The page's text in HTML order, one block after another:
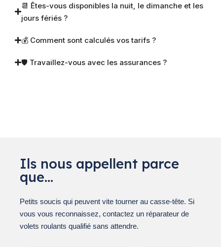
📆 Êtes-vous disponibles la nuit, le dimanche et les
jours fériés ?
💰 Comment sont calculés vos tarifs ?
🛡 Travaillez-vous avec les assurances ?
Ils nous appellent parce
que…
Petits soucis qui peuvent vite tourner au casse-tête. Si
vous vous reconnaissez, contactez un réparateur de
volets roulants qualifié sans attendre.